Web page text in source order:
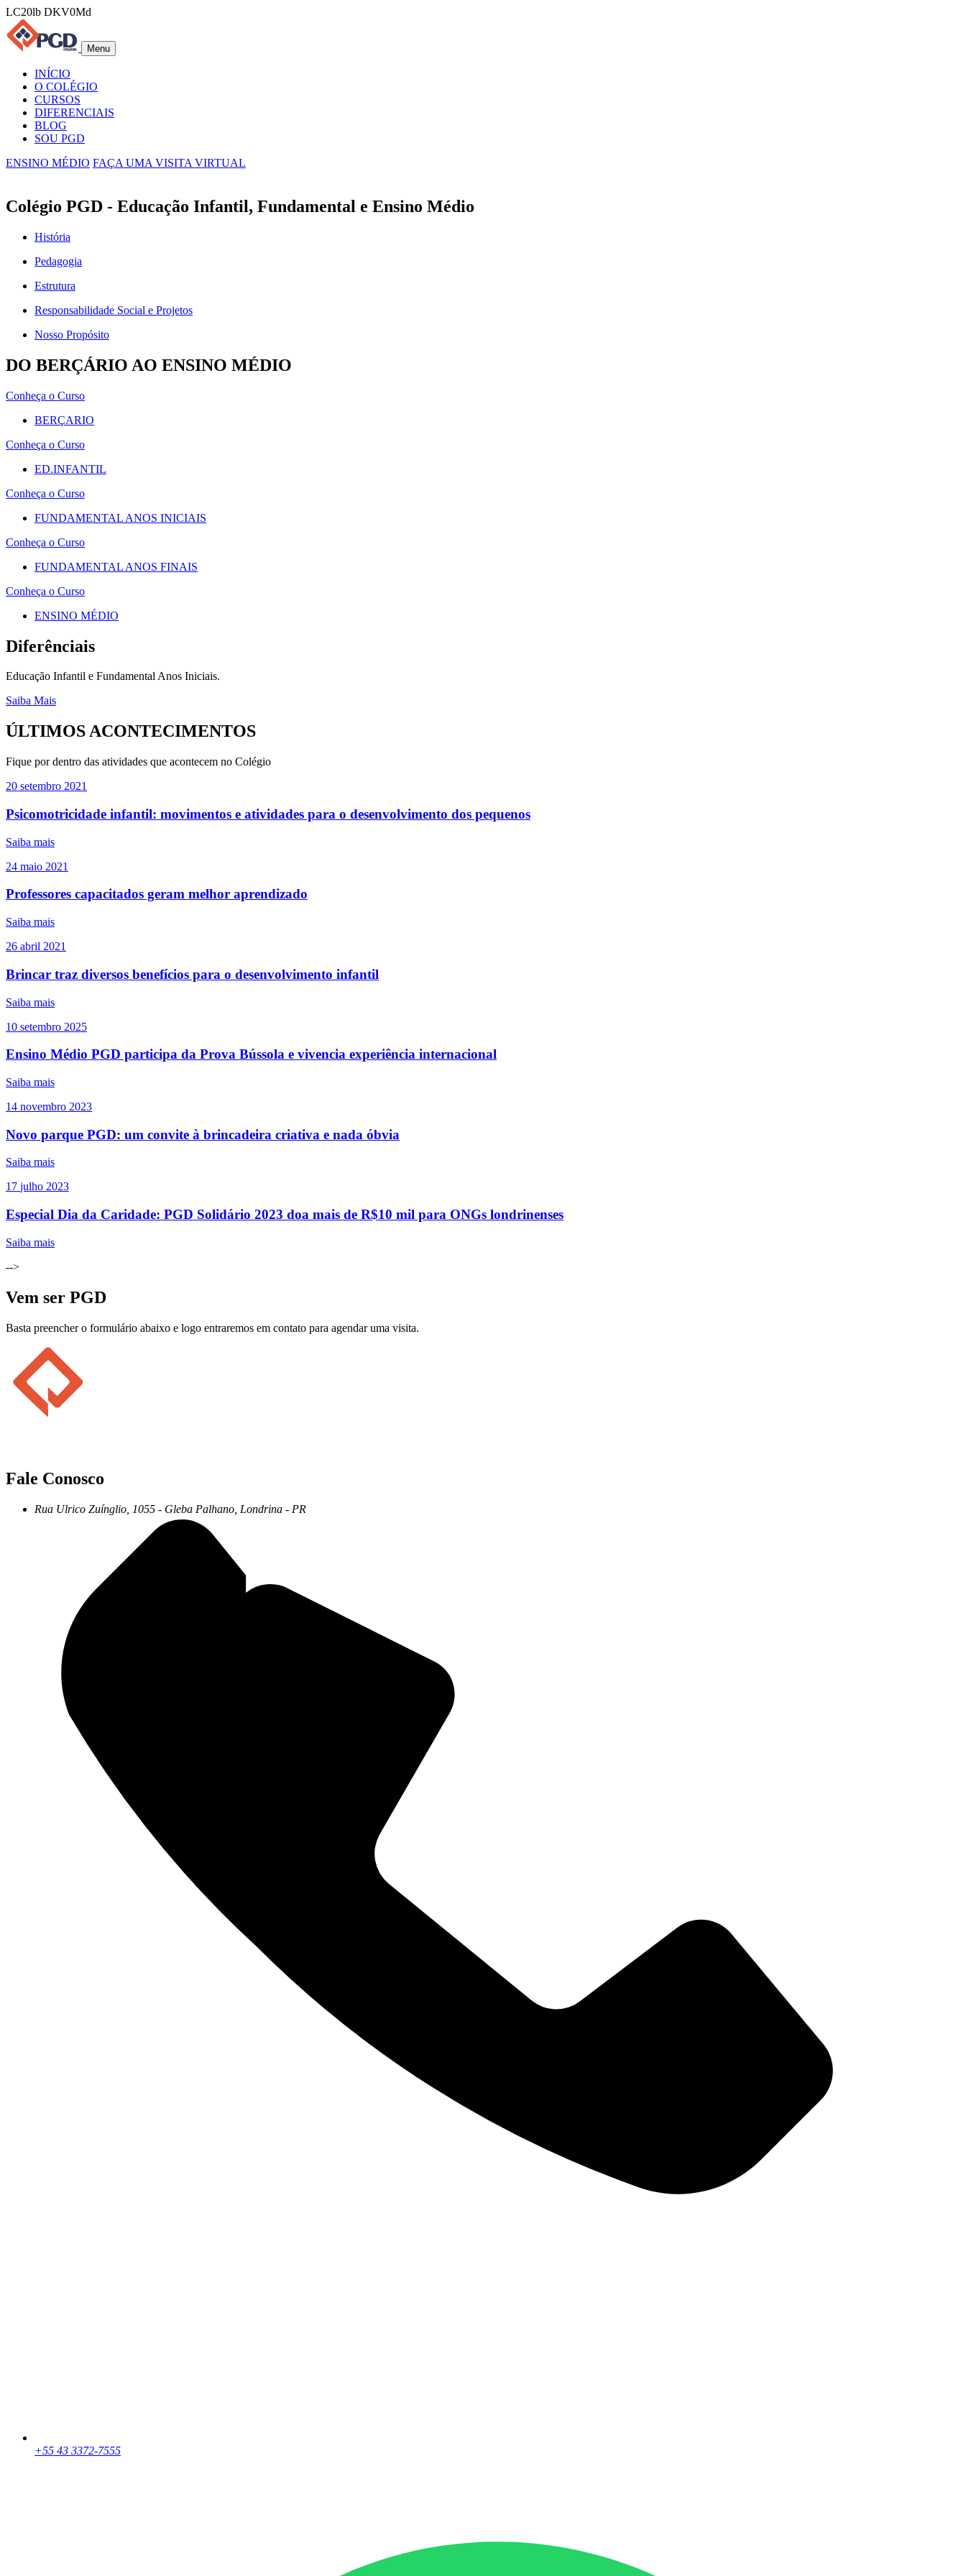
LC20lb DKV0Md
Menu
INÍCIO
O COLÉGIO
CURSOS
DIFERENCIAIS
BLOG
SOU PGD
ENSINO MÉDIO FAÇA UMA VISITA VIRTUAL
Colégio PGD - Educação Infantil, Fundamental e Ensino Médio
História
Pedagogia
Estrutura
Responsabilidade Social e Projetos
Nosso Propósito
DO BERÇÁRIO AO ENSINO MÉDIO
Conheça o Curso
BERÇARIO
Conheça o Curso
ED.INFANTIL
Conheça o Curso
FUNDAMENTAL ANOS INICIAIS
Conheça o Curso
FUNDAMENTAL ANOS FINAIS
Conheça o Curso
ENSINO MÉDIO
Diferênciais
Educação Infantil e Fundamental Anos Iniciais.
Saiba Mais
ÚLTIMOS ACONTECIMENTOS
Fique por dentro das atividades que acontecem no Colégio
20 setembro 2021
Psicomotricidade infantil: movimentos e atividades para o desenvolvimento dos pequenos
Saiba mais
24 maio 2021
Professores capacitados geram melhor aprendizado
Saiba mais
26 abril 2021
Brincar traz diversos benefícios para o desenvolvimento infantil
Saiba mais
10 setembro 2025
Ensino Médio PGD participa da Prova Bússola e vivencia experiência internacional
Saiba mais
14 novembro 2023
Novo parque PGD: um convite à brincadeira criativa e nada óbvia
Saiba mais
17 julho 2023
Especial Dia da Caridade: PGD Solidário 2023 doa mais de R$10 mil para ONGs londrinenses
Saiba mais
-->
Vem ser PGD
Basta preencher o formulário abaixo e logo entraremos em contato para agendar uma visita.
Fale Conosco
Rua Ulrico Zuínglio, 1055 - Gleba Palhano, Londrina - PR
+55 43 3372-7555